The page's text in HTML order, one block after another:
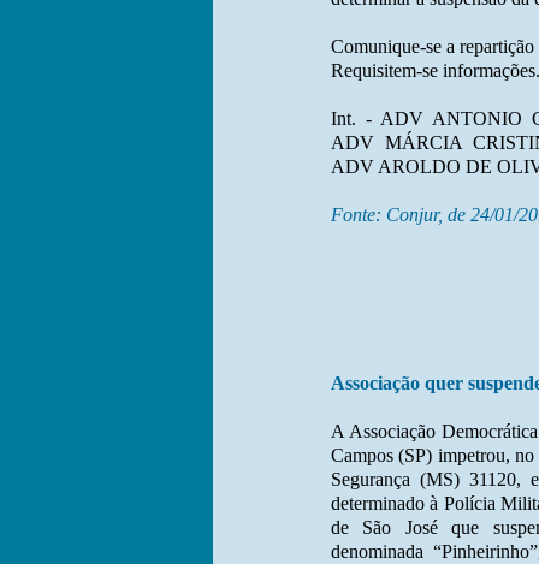
Comunique-se a
Requisitem-se
Int. - ADV ANTONIO
ADV MÁRCIA
ADV AROLDO DE
Fonte: Conjur, de 24/01/
Associação quer
A Associação
Campos (SP) impetrou,
Segurança (MS) 31120,
determinado à Polícia
de São José que
denominada